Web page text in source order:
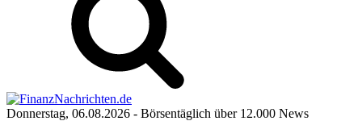
Donnerstag, 06.08.2026 - Börsentäglich über 12.000 News